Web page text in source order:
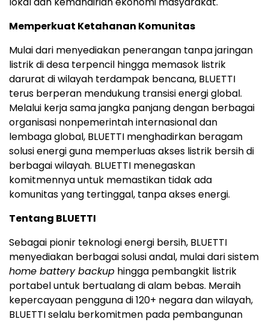
Memperkuat Ketahanan Komunitas
Mulai dari menyediakan penerangan tanpa jaringan
listrik di desa terpencil hingga memasok listrik
darurat di wilayah terdampak bencana, BLUETTI
terus berperan mendukung transisi energi global.
Melalui kerja sama jangka panjang dengan berbagai
organisasi nonpemerintah internasional dan
lembaga global, BLUETTI menghadirkan beragam
solusi energi guna memperluas akses listrik bersih di
berbagai wilayah. BLUETTI menegaskan
komitmennya untuk memastikan tidak ada
komunitas yang tertinggal, tanpa akses energi.
Tentang BLUETTI
Sebagai pionir teknologi energi bersih, BLUETTI
menyediakan berbagai solusi andal, mulai dari sistem
home battery backup hingga pembangkit listrik
portabel untuk bertualang di alam bebas. Meraih
kepercayaan pengguna di 120+ negara dan wilayah,
BLUETTI selalu berkomitmen pada pembangunan